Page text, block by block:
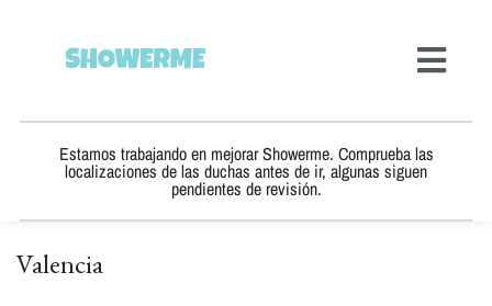
Estamos trabajando en mejorar Showerme. Comprueba las
localizaciones de las duchas antes de ir, algunas siguen
pendientes de revisión.
Valencia